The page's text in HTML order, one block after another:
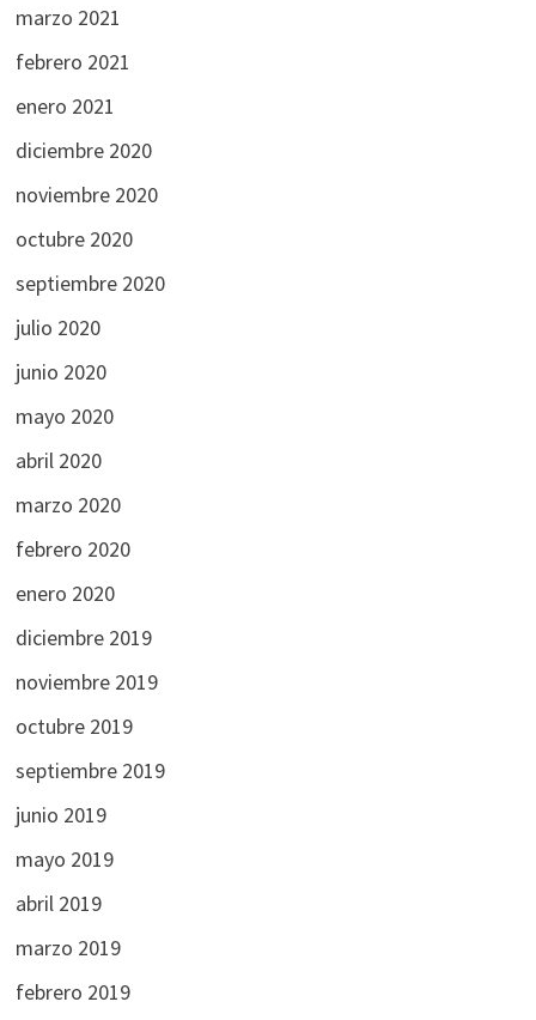
marzo 2021
febrero 2021
enero 2021
diciembre 2020
noviembre 2020
octubre 2020
septiembre 2020
julio 2020
junio 2020
mayo 2020
abril 2020
marzo 2020
febrero 2020
enero 2020
diciembre 2019
noviembre 2019
octubre 2019
septiembre 2019
junio 2019
mayo 2019
abril 2019
marzo 2019
febrero 2019